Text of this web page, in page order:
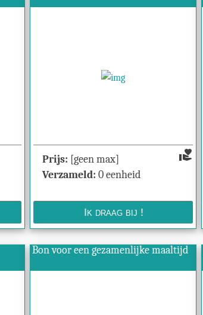
volunteer_activism
Prijs: [geen max]
Verzameld: 0 eenheid
Bon voor een gezamenlijke maaltijd